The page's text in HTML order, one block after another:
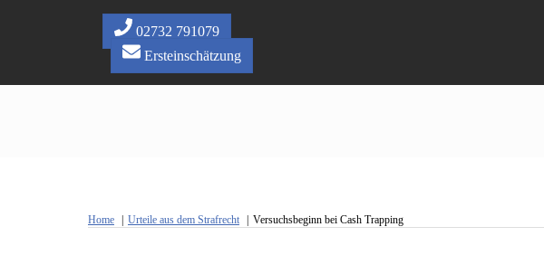
02732 791079
Ersteinschätzung
Home Urteile aus dem Strafrecht Versuchsbeginn bei Cash Trapping